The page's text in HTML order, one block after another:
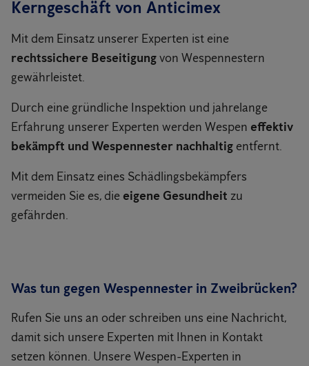
Kerngeschäft von Anticimex
Mit dem Einsatz unserer Experten ist eine
rechtssichere Beseitigungvon Wespennestern
gewährleistet.
Durch eine gründliche Inspektion und jahrelange
Erfahrung unserer Experten werden Wespen effektiv
bekämpft und Wespennester nachhaltig entfernt.
Mit dem Einsatz eines Schädlingsbekämpfers
vermeiden Sie es, die eigene Gesundheit zu
gefährden.
Was tun gegen Wespennester in Zweibrücken?
Rufen Sie uns an oder schreiben uns eine Nachricht,
damit sich unsere Experten mit Ihnen in Kontakt
setzen können. Unsere Wespen-Experten in